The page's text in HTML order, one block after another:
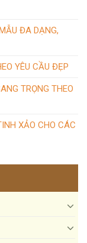
ĐA DẠNG,
YÊU CẦU ĐẸP
TRỌNG THEO
XẢO CHO CÁC